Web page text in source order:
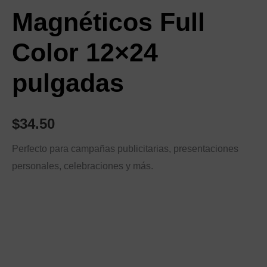
Magnéticos Full
Color 12×24
pulgadas
$34.50
Perfecto para campañas publicitarias, presentaciones
personales, celebraciones y más.